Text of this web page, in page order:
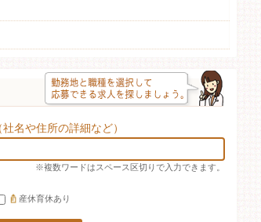
名や住所の詳細など）
※複数ワードはスペース区切りで入力できます。
産休育休あり